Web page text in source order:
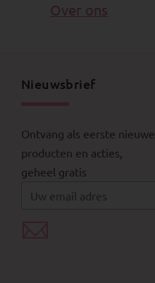
Over ons
Nieuwsbrief
Ontvang als eerste nieuwe
producten en acties,
geheel gratis